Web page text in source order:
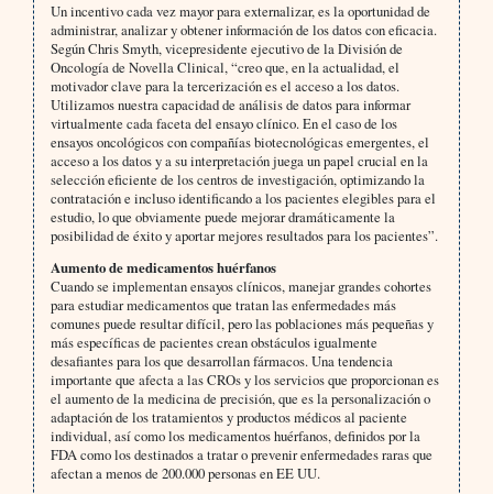
Un incentivo cada vez mayor para externalizar, es la oportunidad de
administrar, analizar y obtener información de los datos con eficacia.
Según Chris Smyth, vicepresidente ejecutivo de la División de
Oncología de Novella Clinical, “creo que, en la actualidad, el
motivador clave para la tercerización es el acceso a los datos.
Utilizamos nuestra capacidad de análisis de datos para informar
virtualmente cada faceta del ensayo clínico. En el caso de los
ensayos oncológicos con compañías biotecnológicas emergentes, el
acceso a los datos y a su interpretación juega un papel crucial en la
selección eficiente de los centros de investigación, optimizando la
contratación e incluso identificando a los pacientes elegibles para el
estudio, lo que obviamente puede mejorar dramáticamente la
posibilidad de éxito y aportar mejores resultados para los pacientes”.
Aumento de medicamentos huérfanos
Cuando se implementan ensayos clínicos, manejar grandes cohortes
para estudiar medicamentos que tratan las enfermedades más
comunes puede resultar difícil, pero las poblaciones más pequeñas y
más específicas de pacientes crean obstáculos igualmente
desafiantes para los que desarrollan fármacos. Una tendencia
importante que afecta a las CROs y los servicios que proporcionan es
el aumento de la medicina de precisión, que es la personalización o
adaptación de los tratamientos y productos médicos al paciente
individual, así como los medicamentos huérfanos, definidos por la
FDA como los destinados a tratar o prevenir enfermedades raras que
afectan a menos de 200.000 personas en EE UU.